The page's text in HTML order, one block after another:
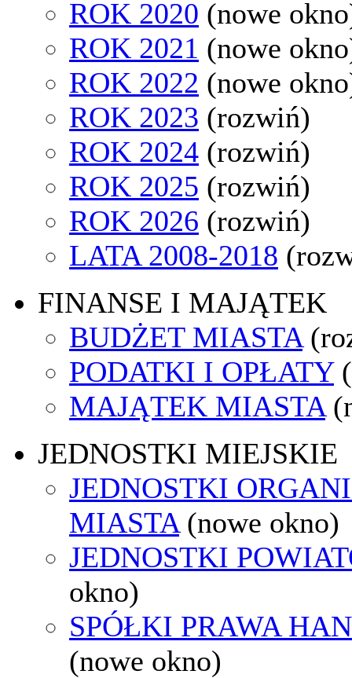
ROK 2020 (nowe
ROK 2021 (nowe
ROK 2022 (nowe
ROK 2023 (rozwiń)
ROK 2024 (rozwiń)
ROK 2025 (rozwiń)
ROK 2026 (rozwiń)
LATA 2008-2018
FINANSE I MAJĄTEK
BUDŻET MIASTA
PODATKI I OPŁATY
MAJĄTEK MIASTA
JEDNOSTKI MIEJSKIE
JEDNOSTKI
MIASTA (nowe okno)
JEDNOSTKI
okno)
SPÓŁKI PRAWA
(nowe okno)